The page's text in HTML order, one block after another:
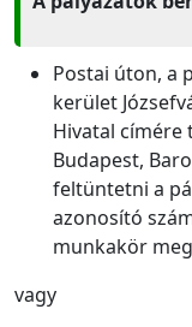
Postai úton, a
kerület
Hivatal címére
Budapest,
feltüntetni a
azonosító
munkakör
vagy